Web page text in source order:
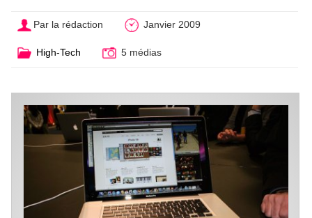
Par la rédaction Janvier 2009
High-Tech 5 médias